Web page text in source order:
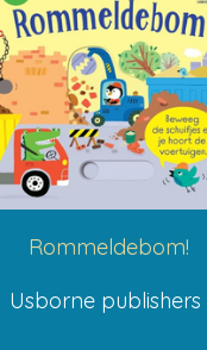
Rommeldebom!
Usborne publishers